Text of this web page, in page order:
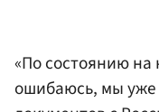
«По состоянию на
ошибаюсь, мы уже